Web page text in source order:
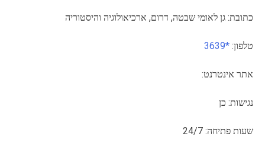
כתובת: גן לאומי שבטה, דרום, ארכיאולוגיה והיסטוריה
טלפון: *3639
אתר אינטרנט:
נגישות: כן
שעות פתיחה: 24/7